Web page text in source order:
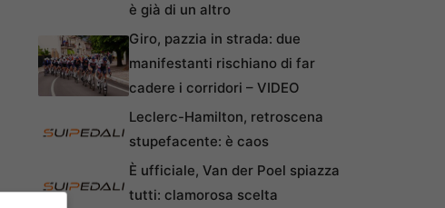
è già di un altro
Giro, pazzia in strada: due
manifestanti rischiano di far
cadere i corridori – VIDEO
Leclerc-Hamilton, retroscena
stupefacente: è caos
È ufficiale, Van der Poel spiazza
tutti: clamorosa scelta